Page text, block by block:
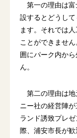
第一の理由は
設するとどうし
ます。それでは
ことができませ
囲にパーク内か
ん。
第二の理由は
ニー社の経営陣
ランド誘致プレ
際、浦安市長が